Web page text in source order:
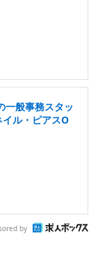
一般事務スタッ
ル・ピアスO
by